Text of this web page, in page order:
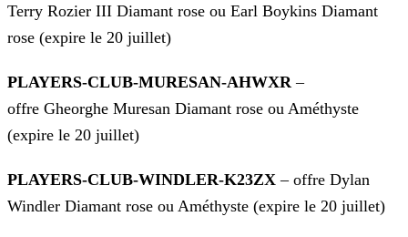
Terry Rozier III Diamant rose ou Earl Boykins Diamant
rose (expire le 20 juillet)
PLAYERS-CLUB-MURESAN-AHWXR–
offre Gheorghe Muresan Diamant rose ou Améthyste
(expire le 20 juillet)
PLAYERS-CLUB-WINDLER-K23ZX – offre Dylan
Windler Diamant rose ou Améthyste (expire le 20 juillet)